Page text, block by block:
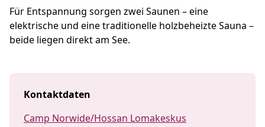
Für Entspannung sorgen zwei Saunen – eine
elektrische und eine traditionelle holzbeheizte Sauna –
beide liegen direkt am See.
Kontaktdaten
Camp Norwide/Hossan Lomakeskus